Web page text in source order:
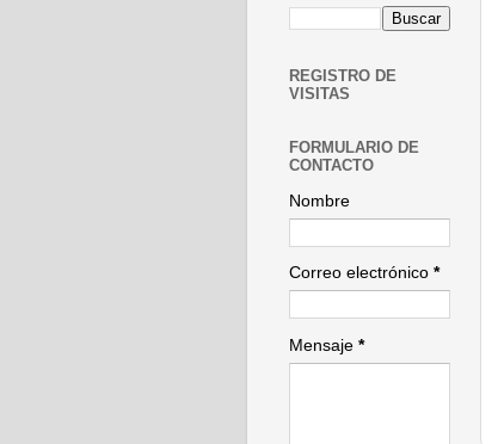
REGISTRO DE
VISITAS
FORMULARIO DE
CONTACTO
Nombre
Correo electrónico *
Mensaje *